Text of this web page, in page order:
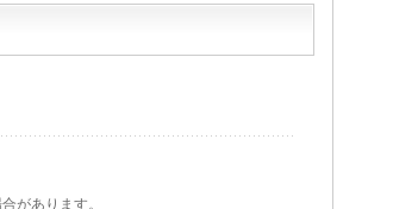
があります。